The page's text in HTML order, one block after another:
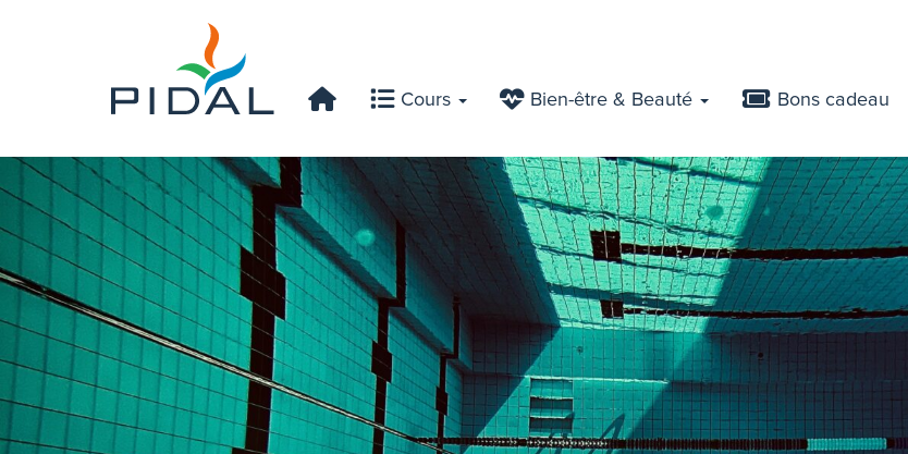
Cours Bien-être & Beauté Bons cadeau